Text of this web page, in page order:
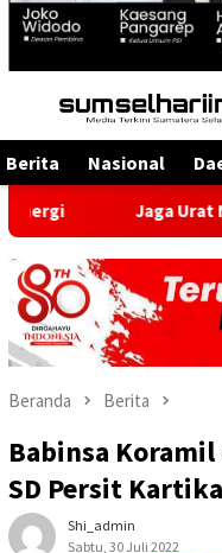
Menu
Mobile
Berita Nasional
Jaga Urat Nadi
Beranda Berita
Babinsa
SD Persit
Shi_admin
Sabtu, 30 Juli 2022